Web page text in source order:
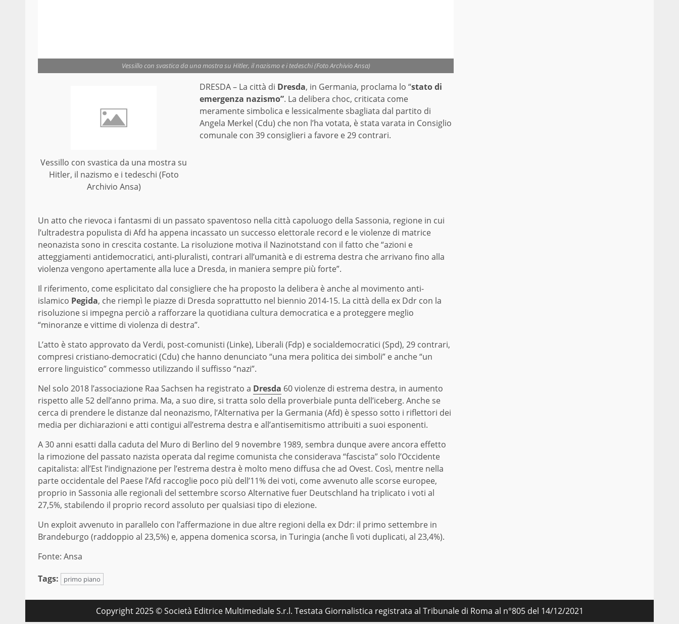
Vessillo con svastica da una mostra su Hitler, il nazismo e i tedeschi (Foto Archivio Ansa)
Vessillo con svastica da una mostra su
Hitler, il nazismo e i tedeschi (Foto
Archivio Ansa)
DRESDA – La città di Dresda, in Germania, proclama lo “stato di
emergenza nazismo”. La delibera choc, criticata come
meramente simbolica e lessicalmente sbagliata dal partito di
Angela Merkel (Cdu) che non l’ha votata, è stata varata in Consiglio
comunale con 39 consiglieri a favore e 29 contrari.
Un atto che rievoca i fantasmi di un passato spaventoso nella città capoluogo della Sassonia, regione in cui
l’ultradestra populista di Afd ha appena incassato un successo elettorale record e le violenze di matrice
neonazista sono in crescita costante. La risoluzione motiva il Nazinotstand con il fatto che “azioni e
atteggiamenti antidemocratici, anti-pluralisti, contrari all’umanità e di estrema destra che arrivano fino alla
violenza vengono apertamente alla luce a Dresda, in maniera sempre più forte”.
Il riferimento, come esplicitato dal consigliere che ha proposto la delibera è anche al movimento anti-
islamico Pegida, che riempì le piazze di Dresda soprattutto nel biennio 2014-15. La città della ex Ddr con la
risoluzione si impegna perciò a rafforzare la quotidiana cultura democratica e a proteggere meglio
“minoranze e vittime di violenza di destra”.
L’atto è stato approvato da Verdi, post-comunisti (Linke), Liberali (Fdp) e socialdemocratici (Spd), 29 contrari,
compresi cristiano-democratici (Cdu) che hanno denunciato “una mera politica dei simboli” e anche “un
errore linguistico” commesso utilizzando il suffisso “nazi”.
Nel solo 2018 l’associazione Raa Sachsen ha registrato a Dresda 60 violenze di estrema destra, in aumento
rispetto alle 52 dell’anno prima. Ma, a suo dire, si tratta solo della proverbiale punta dell’iceberg. Anche se
cerca di prendere le distanze dal neonazismo, l’Alternativa per la Germania (Afd) è spesso sotto i riflettori dei
media per dichiarazioni e atti contigui all’estrema destra e all’antisemitismo attribuiti a suoi esponenti.
A 30 anni esatti dalla caduta del Muro di Berlino del 9 novembre 1989, sembra dunque avere ancora effetto
la rimozione del passato nazista operata dal regime comunista che considerava “fascista” solo l’Occidente
capitalista: all’Est l’indignazione per l’estrema destra è molto meno diffusa che ad Ovest. Così, mentre nella
parte occidentale del Paese l’Afd raccoglie poco più dell’11% dei voti, come avvenuto alle scorse europee,
proprio in Sassonia alle regionali del settembre scorso Alternative fuer Deutschland ha triplicato i voti al
27,5%, stabilendo il proprio record assoluto per qualsiasi tipo di elezione.
Un exploit avvenuto in parallelo con l’affermazione in due altre regioni della ex Ddr: il primo settembre in
Brandeburgo (raddoppio al 23,5%) e, appena domenica scorsa, in Turingia (anche lì voti duplicati, al 23,4%).
Fonte: Ansa
Tags:
primo piano
Copyright 2025 © Società Editrice Multimediale S.r.l. Testata Giornalistica registrata al Tribunale di Roma al n°805 del 14/12/2021